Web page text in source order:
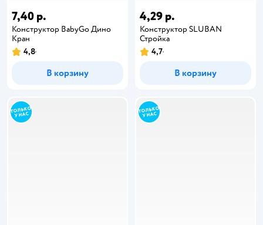
7,40 р.
Конструктор BabyGo Дино
Кран
4,8
В корзину
4,29 р.
Конструктор SLUBAN
Стройка
4,7
В корзину